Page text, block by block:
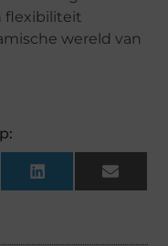
flexibiliteit
wereld van
LinkedInEmail